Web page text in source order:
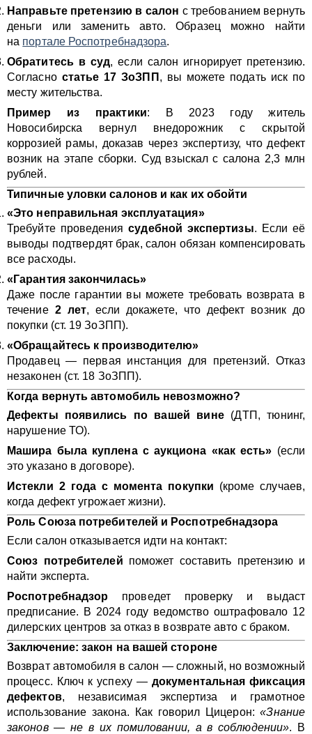
Направьте претензию в салон с требованием вернуть
деньги или заменить авто. Образец можно найти
на портале Роспотребнадзора.
Обратитесь в суд, если салон игнорирует претензию.
Согласно статье 17 ЗоЗПП , вы можете подать иск по
месту жительства.
Пример из практики: В 2023 году житель
Новосибирска вернул внедорожник с скрытой
коррозией рамы, доказав через экспертизу, что дефект
возник на этапе сборки. Суд взыскал с салона 2,3 млн
рублей.
Типичные уловки салонов и как их обойти
«Это неправильная эксплуатация»
Требуйте проведениясудебной экспертизы. Если её
выводы подтвердят брак, салон обязан компенсировать
все расходы.
«Гарантия закончилась»
Даже после гарантии вы можете требовать возврата в
течение 2 лет, если докажете, что дефект возник до
покупки (ст. 19 ЗоЗПП).
«Обращайтесь к производителю»
Продавец — первая инстанция для претензий. Отказ
незаконен (ст. 18 ЗоЗПП).
Когда вернуть автомобиль невозможно?
Дефекты появились по вашей вине(ДТП, тюнинг,
нарушение ТО).
Машира была куплена с аукциона «как есть» (если
это указано в договоре).
Истекли 2 года с момента покупки (кроме случаев,
когда дефект угрожает жизни).
Роль Союза потребителей и Роспотребнадзора
Если салон отказывается идти на контакт:
Союз потребителей поможет составить претензию и
найти эксперта.
Роспотребнадзор проведет проверку и выдаст
предписание. В 2024 году ведомство оштрафовало 12
дилерских центров за отказ в возврате авто с браком.
Заключение: закон на вашей стороне
Возврат автомобиля в салон — сложный, но возможный
процесс. Ключ к успеху —документальная фиксация
дефектов, независимая экспертиза и грамотное
использование закона. Как говорил Цицерон:«Знание
законов — не в их помиловании, а в соблюдении». В